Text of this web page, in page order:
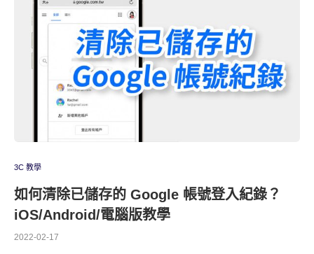
3C 教學
如何清除已儲存的 Google 帳號登入紀錄？
iOS/Android/電腦版教學
2022-02-17